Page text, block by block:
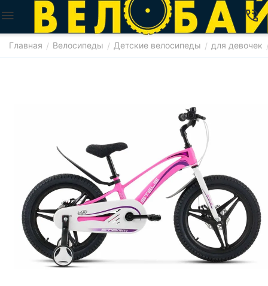
Главная / Велосипеды / Детские велосипеды / для девочек